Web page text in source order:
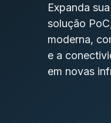
Expanda
solução
moderna,
e a
em novas